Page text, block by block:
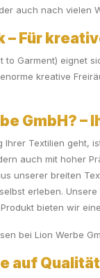
auch nach vielen
– Für
to Garment) eignet
kreative
GmbH?
Ihrer Textilien geht,
auch mit hoher
unserer breiten
erleben.
bieten wir
bei Lion Werbe
auf